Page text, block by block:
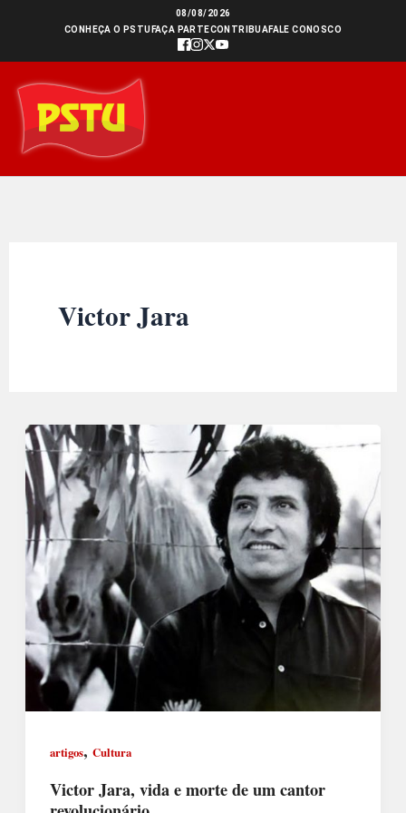
conteúdo
08/08/2026
CONHEÇA O PSTU FAÇA PARTECONTRIBUAFALE CONOSCO
Victor Jara
artigos, Cultura
Victor Jara, vida e morte de um cantor